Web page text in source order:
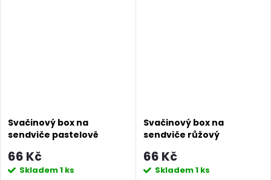
Svačinový box na
sendviče pastelově
66 Kč
Skladem1 ks
Svačinový box na
sendviče růžový
66 Kč
Skladem1 ks